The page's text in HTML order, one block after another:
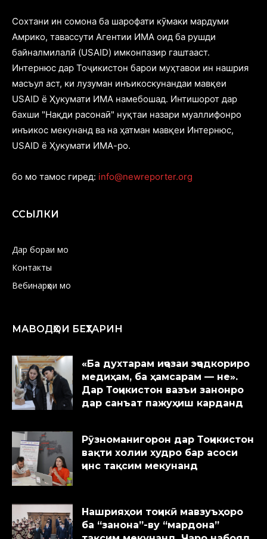
Cохтани ин сомона ба шарофати кӯмаки мардуми
Амрико, тавассути Агентии ИМА оид ба рушди
байналмилалӣ (USAID) имконпазир гаштааст.
Интернюс дар Тоҷикистон барои муҳтавои ин нашрия
масъул аст, ки лузуман инъикоскунандаи мавқеи
USAID ё Ҳукумати ИМА намебошад. Интишорот дар
бахши "Нақди расонаӣ" нуқтаи назари муаллифонро
инъикос мекунанд ва на ҳатман мавқеи Интернюс,
USAID ё Ҳукумати ИМА-ро.
бо мо тамос гиред: info@newreporter.org
ССЫЛКИ
Дар бораи мо
Контакты
Вебинарҳои мо
МАВОДҲОИ БЕҲТАРИН
«Ба духтарам иҷозаи эҷодкориро
медиҳам, ба ҳамсарам — не».
Дар Тоҷикистон вазъи занонро
дар санъат пажуҳиш карданд
Рӯзноманигорон дар Тоҷикистон
вақти холии худро бар асоси
ҷинс тақсим мекунанд
Нашрияҳои тоҷикӣ мавзуъҳоро
ба “занона”-ву “мардона”